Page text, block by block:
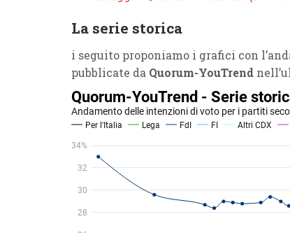
La serie storica
i seguito proponiamo i grafici con
pubblicate da Quorum-YouTrend